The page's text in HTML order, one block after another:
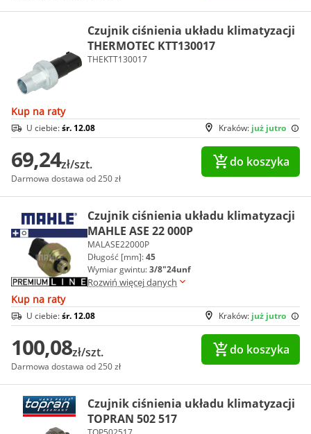
Czujnik ciśnienia układu klimatyzacji
THERMOTEC KTT130017
THEKTT130017
Kup na raty
Kraków: już jutro
U ciebie:śr. 12.08
69,24zł/szt.
Darmowa dostawa od 250 zł
do koszyka
Czujnik ciśnienia układu klimatyzacji
MAHLE ASE 22 000P
MALASE22000P
Długość [mm]:45
Wymiar gwintu:3/8"24unf
Rozwiń więcej danych
Kup na raty
Kraków: już jutro
U ciebie:śr. 12.08
100,08zł/szt.
Darmowa dostawa od 250 zł
do koszyka
Czujnik ciśnienia układu klimatyzacji
TOPRAN 502 517